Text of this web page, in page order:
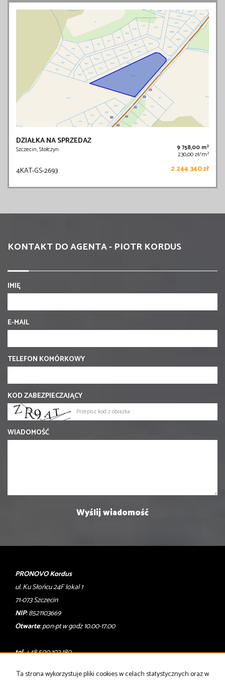
DZIAŁKA NA SPRZEDAŻ
Szczecin, Stołczyn 9 758,00 m2
230,00 zł/m2
4KAT-GS-2693 2 244 340 zł
KONTAKT DO AGENTA - PIOTR KORDUS
IMIĘ
E-MAIL
TELEFON KOMÓRKOWY
KOD ZABEZPIECZAJĄCY
WIADOMOŚĆ
PRONOVO Kordus
ul. Ku Słońcu 24F lokal 1
71-073 Szczecin
NIP: 8521103669
Otwarte: pon-pt w godz 10.00-17.00
tel. +48 500 103 180
Ta strona wykorzystuje pliki cookies w celach statystycznych oraz w